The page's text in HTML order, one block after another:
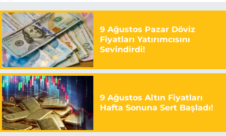
9 Ağustos Pazar Döviz
Fiyatları Yatırımcısını
Sevindirdi!
9 Ağustos Altın Fiyatları
Hafta Sonuna Sert Başladı!